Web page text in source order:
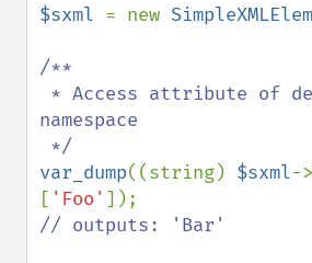
$sxml = new
/**
namespace
var_dump((string) $sxml->
[ 'Foo'
// outputs: 'Bar'